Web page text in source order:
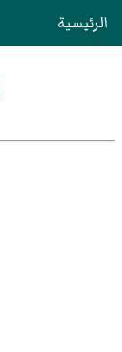
الرئيسية